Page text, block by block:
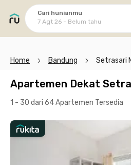
Cari hunianmu
7 Agt 26 - Belum tahu
Home Bandung Setrasari
Apartemen Dekat
1 - 30 dari 64 Apartemen Tersedia